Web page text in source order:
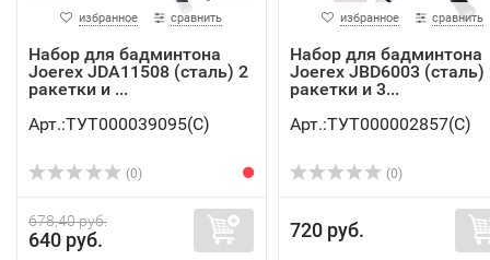
избранное сравнить
Набор для бадминтона
Joerex JDA11508 (сталь) 2
ракетки и ...
Арт.:ТУТ000039095(C)
(0)
678,40 руб.
640 руб.
избранное сравнить
Набор для бадминтона
Joerex JBD6003 (сталь)
ракетки и 3...
Арт.:ТУТ000002857(C)
(0)
720 руб.